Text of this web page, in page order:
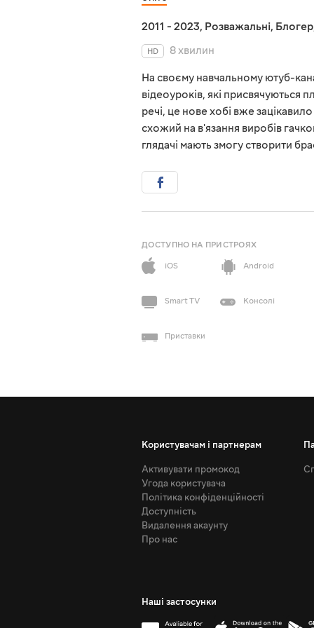
2011 - 2023, Розважальні, Блогер
HD
8 хвилин
На своєму навчальному ютуб-
відеоуроків, які присвячуються
речі, це нове хобі вже
схожий на в'язання виробів
глядачі мають змогу створити
ДОСТУПНО НА ПРИСТРОЯХ
iOS
Android
Smart TV Консолі
Приставки
Користувачам і партнерам
Активувати промокод
Угода користувача
Політика конфіденційності
Доступність
Видалення акаунту
Про нас
Наші застосунки